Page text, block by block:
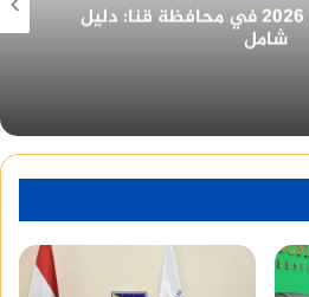
تُهنئ الرئيس السيسي
الولاية الجديدة